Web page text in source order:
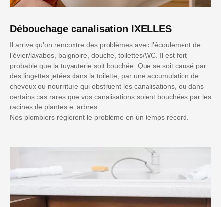
Débouchage canalisation IXELLES
Il arrive qu'on rencontre des problèmes avec l’écoulement de
l’évier/lavabos, baignoire, douche, toilettes/WC. Il est fort
probable que la tuyauterie soit bouchée. Que se soit causé par
des lingettes jetées dans la toilette, par une accumulation de
cheveux ou nourriture qui obstruent les canalisations, ou dans
certains cas rares que vos canalisations soient bouchées par les
racines de plantes et arbres.
Nos plombiers régleront le problème en un temps record.